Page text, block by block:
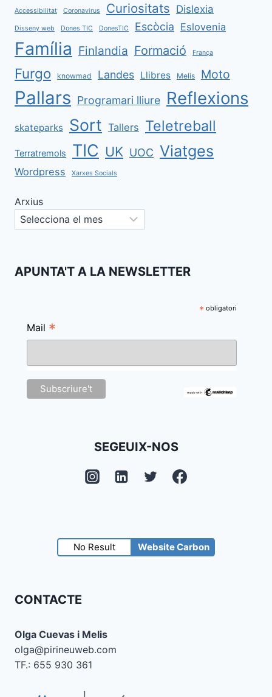
Accessibilitat Coronavirus Curiositats Dislexia
Disseny web Dones TIC DonesTIC Escòcia Eslovenia
Família Finlandia Formació França
Furgo knowmad Landes Llibres Melis Moto
Pallars Programari lliure Reflexions
skateparks Sort Tallers Teletreball
Terratremols TIC UK UOC Viatges
Wordpress Xarxes Socials
Arxius
APUNTA'T A LA NEWSLETTER
* obligatori
Mail *
SEGEUIX-NOS
No Result Website Carbon
CONTACTE
Olga Cuevas i Melis
olga@pirineuweb.com
TF.: 655 930 361